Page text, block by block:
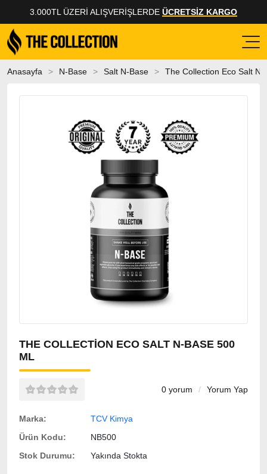
3.000TL ÜZERI ALIŞVERIŞLERDE ÜCRETSİZ KARGO
Anasayfa N-Base Salt N-Base The Collection Eco Salt N-
THE COLLECTION ECO SALT N-BASE 500
ML
0 yorum / Yorum Yap
Marka:
TCV Kimya
Ürün Kodu:
NB500
Stok Durumu:
Yakında Stokta